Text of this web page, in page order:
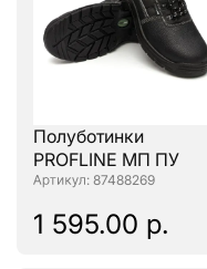
Полуботинки
PROFLINE МП ПУ
: 87488269
1 595.00 р.